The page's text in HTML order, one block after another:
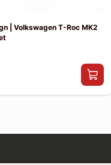
| Volkswagen T-Roc MK2